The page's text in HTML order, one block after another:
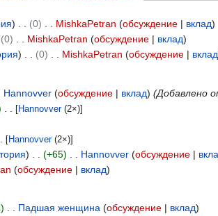
0 MishkaPetran обсуждение
вклад
0 MishkaPetran обсуждение
вклад
0 MishkaPetran обсуждение вклад
Hannovver обсуждение вклад
(Добавлено
[Hannovver(2×)]
[Hannovver(2×)]
+65 Hannovver обсуждение
обсуждение вклад
Падшая женщина обсуждение вклад